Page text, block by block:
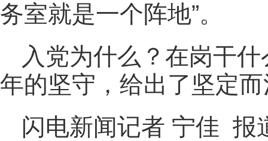
务室就是一个阵地”。
入党为什么？在岗干
年的坚守，给出了坚定
闪电新闻记者 宁佳 报